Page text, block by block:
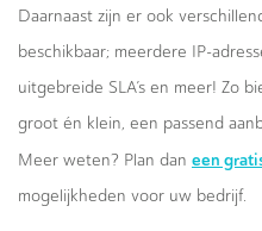
Daarnaast zijn er ook
beschikbaar; meerdere IP-
uitgebreide SLA’s en meer! Zo
groot én klein, een passend
Meer weten? Plan dan een
mogelijkheden voor uw bedrijf.